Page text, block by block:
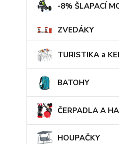
-8% ŠLAPACÍ
ZVEDÁKY
TURISTIKA a
BATOHY
ČERPADLA A
HOUPAČKY